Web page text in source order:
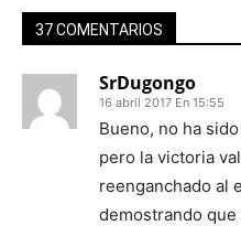
37 COMENTARIOS
SrDugongo
16 abril 2017 En 15:55
Bueno, no ha
pero la victoria
reenganchado al
demostrando